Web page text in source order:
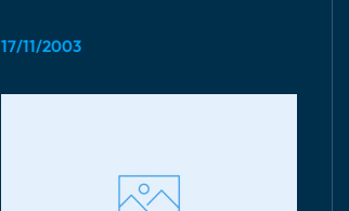
17/11/2003